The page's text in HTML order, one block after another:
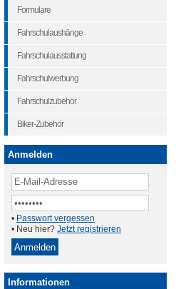
Formulare
Fahrschulaushänge
Fahrschulausstattung
Fahrschulwerbung
Fahrschulzubehör
Biker-Zubehör
Anmelden
• Passwort vergessen
• Neu hier? Jetzt registrieren
Informationen